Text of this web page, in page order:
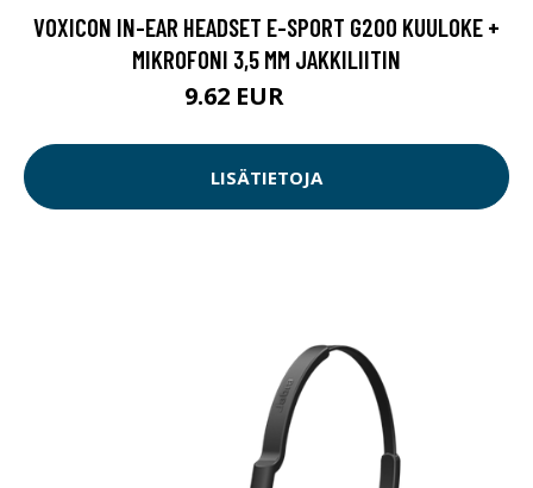
VOXICON IN-EAR HEADSET E-SPORT G200 KUULOKE +
MIKROFONI 3,5 MM JAKKILIITIN
9.62 EUR
LISÄTIETOJA